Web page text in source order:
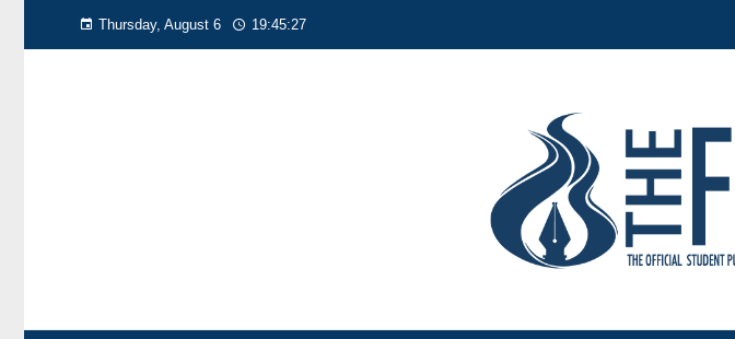
Thursday, August 6 19:45:28